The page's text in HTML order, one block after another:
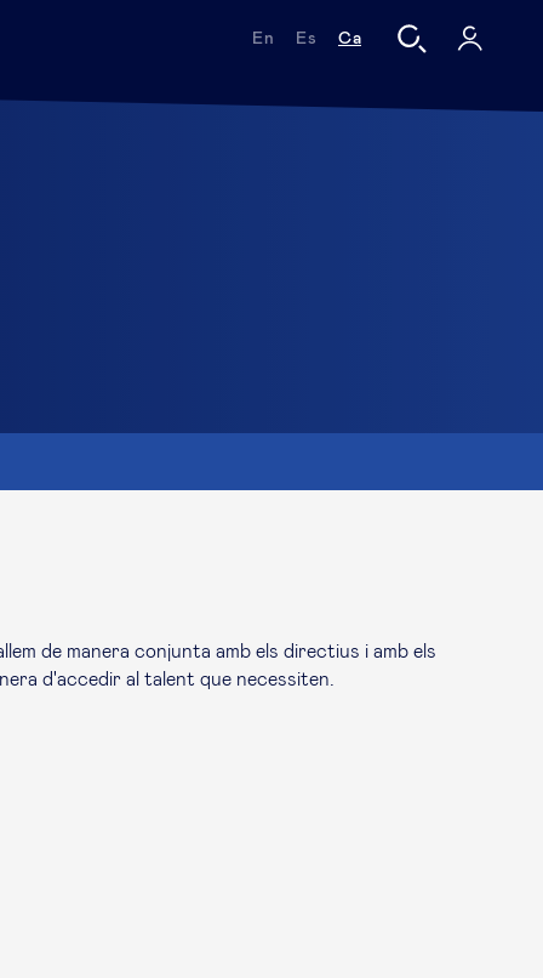
En Es Ca
de manera conjunta amb els directius i amb els
d'accedir al talent que necessiten.